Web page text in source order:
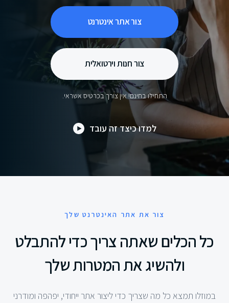
צור אתר אינטרנט
צור חנות וירטואלית
התחילו בחינם! אין צורך בכרטיס אשראי.
למדו כיצד זה עובד
צור את אתר האינטרנט שלך
כל הכלים שאתה צריך כדי להתבלט
ולהשיג את המטרות שלך
במוזלו תמצא כל מה שצריך כדי ליצור אתר ייחודי, יפהפה ומודרני